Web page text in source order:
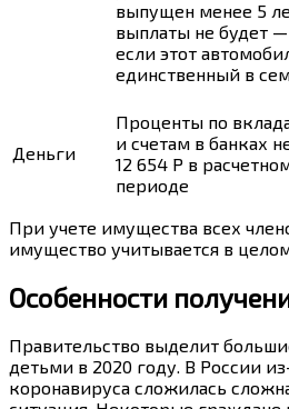
выпущен менее 5
выплаты не будет
если этот
единственный в
Деньги
Проценты по
и счетам в банках
12 654 Р в
периоде
При учете имущества всех
имущество учитывается в
Особенности
Правительство выделит
детьми в 2020 году. В России
коронавируса сложилась